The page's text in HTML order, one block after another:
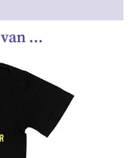
…